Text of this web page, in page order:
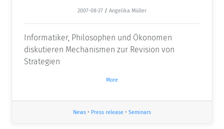
2007-08-27 / Angelika Müller
Informatiker, Philosophen und Ökonomen
diskutieren Mechanismen zur Revision von
Strategien
More
News • Press release • Seminars